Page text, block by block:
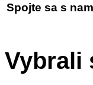
Spojte sa s
Vybrali